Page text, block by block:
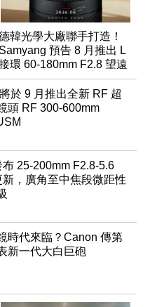
韓光學大廠聯手打造！
Samyang 預告 8 月推出 L
環 60-180mm F2.8 望遠
焦鏡
於 9 月推出全新 RF 超
頭 RF 300-600mm
布 25-200mm F2.8-5.6
新，廣角至中焦段微距性
時代來臨？Canon 傳第
新一代大白巨砲